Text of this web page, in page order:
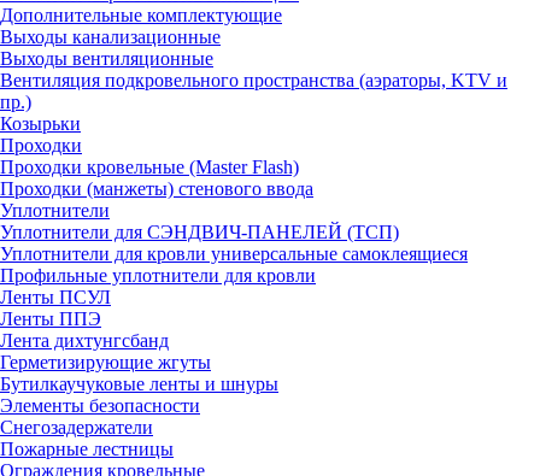
Дополнительные комплектующие
Выходы канализационные
Выходы вентиляционные
Вентиляция подкровельного пространства (аэраторы, KTV и
пр.)
Козырьки
Проходки
Проходки кровельные (Master Flash)
Проходки (манжеты) стенового ввода
Уплотнители
Уплотнители для СЭНДВИЧ-ПАНЕЛЕЙ (ТСП)
Уплотнители для кровли универсальные самоклеящиеся
Профильные уплотнители для кровли
Ленты ПСУЛ
Ленты ППЭ
Лента дихтунгсбанд
Герметизирующие жгуты
Бутилкаучуковые ленты и шнуры
Элементы безопасности
Снегозадержатели
Пожарные лестницы
Ограждения кровельные